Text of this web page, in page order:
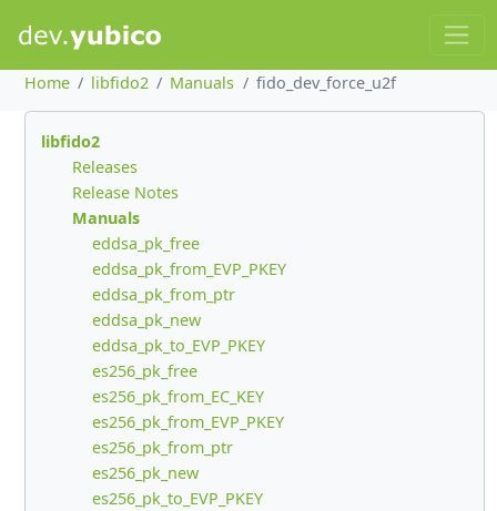
Home libfido2 Manuals fido_dev_force_u2f
libfido2
Releases
Release Notes
Manuals
eddsa_pk_free
eddsa_pk_from_EVP_PKEY
eddsa_pk_from_ptr
eddsa_pk_new
eddsa_pk_to_EVP_PKEY
es256_pk_free
es256_pk_from_EC_KEY
es256_pk_from_EVP_PKEY
es256_pk_from_ptr
es256_pk_new
es256_pk_to_EVP_PKEY